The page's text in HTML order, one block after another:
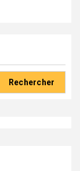
Rechercher